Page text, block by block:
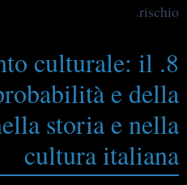
rischio.
culturale: il
e della
storia e nella
cultura italiana